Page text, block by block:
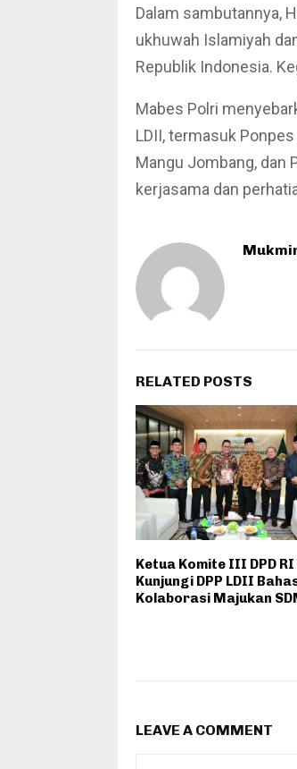
Dalam sambutannya,
ukhuwah Islamiyah
Republik Indonesia.
Mabes Polri
LDII, termasuk
Mangu Jombang, dan
kerjasama dan
RELATED POSTS
Ketua Komite III DPD RI
Kunjungi DPP LDII
Kolaborasi Majukan
LEAVE A COMMENT